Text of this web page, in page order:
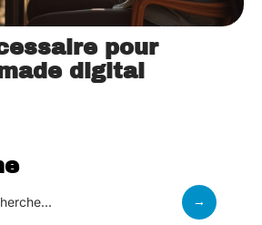
pour
digital